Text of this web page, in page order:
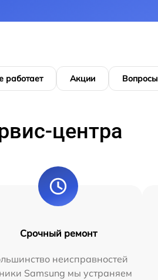
работает Акции Вопросы
центра
Срочный ремонт
неисправностей
Samsung мы устраняем